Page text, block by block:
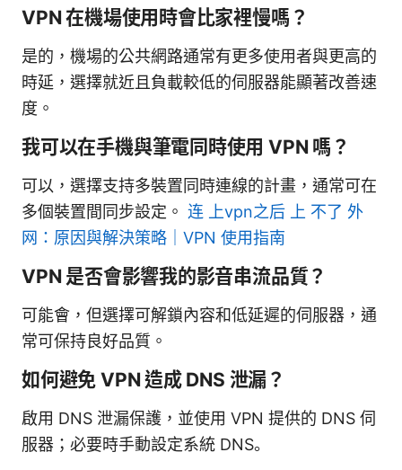
VPN 在機場使用時會比家裡慢嗎？
是的，機場的公共網路通常有更多使用者與更高的
時延，選擇就近且負載較低的伺服器能顯著改善速
度。
我可以在手機與筆電同時使用 VPN 嗎？
可以，選擇支持多裝置同時連線的計畫，通常可在
多個裝置間同步設定。 连 上vpn之后 上 不了 外
网：原因與解決策略｜VPN 使用指南
VPN 是否會影響我的影音串流品質？
可能會，但選擇可解鎖內容和低延遲的伺服器，通
常可保持良好品質。
如何避免 VPN 造成 DNS 泄漏？
啟用 DNS 泄漏保護，並使用 VPN 提供的 DNS 伺
服器；必要時手動設定系統 DNS。